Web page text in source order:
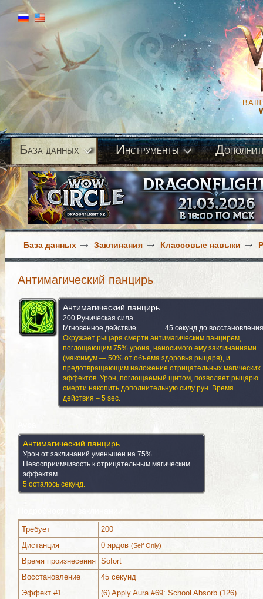
ВАШ
База данных Инструменты Д
База данных Заклинания Классовые навыки
Антимагический панцирь
Антимагический панцирь
200 Руническая сила
Мгновенное действие
45 секунд до
Окружает рыцаря смерти антимагическим панцирем,
поглощающим 75% урона, наносимого ему заклинаниями
(максимум — 50% от объема здоровья рыцаря), и
предотвращающим наложение отрицательных магических
эффектов. Урон, поглощаемый щитом, позволяет рыцарю
смерти накопить дополнительную силу рун. Время
действия – 5 sec.
Антимагический панцирь
Урон от заклинаний уменьшен на 75%.
Невосприимчивость к отрицательным магическим
эффектам.
5 осталось секунд.
Требует
200
Дистанция
0 ярдов (Self Only)
Время произнесения Sofort
Восстановление
45 секунд
Эффект #1
(6) Apply Aura #69: School Absorb (126)
Можно выучить (12) Дополнительно (2)